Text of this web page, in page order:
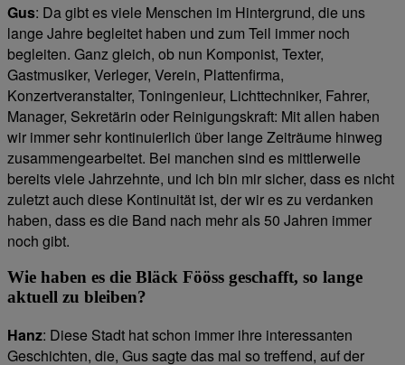
Gus: Da gibt es viele Menschen im Hintergrund, die uns
lange Jahre begleitet haben und zum Teil immer noch
begleiten. Ganz gleich, ob nun Komponist, Texter,
Gastmusiker, Verleger, Verein, Plattenfirma,
Konzertveranstalter, Toningenieur, Lichttechniker, Fahrer,
Manager, Sekretärin oder Reinigungskraft: Mit allen haben
wir immer sehr kontinuierlich über lange Zeiträume hinweg
zusammengearbeitet. Bei manchen sind es mittlerweile
bereits viele Jahrzehnte, und ich bin mir sicher, dass es nicht
zuletzt auch diese Kontinuität ist, der wir es zu verdanken
haben, dass es die Band nach mehr als 50 Jahren immer
noch gibt.
Wie haben es die Bläck Fööss geschafft, so lange
aktuell zu bleiben?
Hanz: Diese Stadt hat schon immer ihre interessanten
Geschichten, die, Gus sagte das mal so treffend, auf der